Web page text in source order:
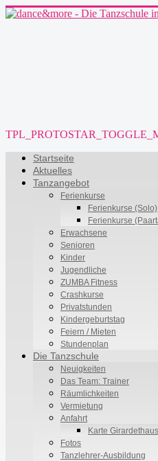
Startseite
Aktuelles
Tanzangebot
Ferienkurse
Ferienkurse (Solo)
Ferienkurse
Erwachsene
Senioren
Kinder
Jugendliche
ZUMBA Fitness
Crashkurse
Privatstunden
Kindergeburtstag
Feiern / Mieten
Stundenplan
Die Tanzschule
Neuigkeiten
Das Team: Trainer
Räumlichkeiten
Vermietung
Anfahrt
Karte Girardethaus
Fotos
Tanzlehrer-Ausbildung